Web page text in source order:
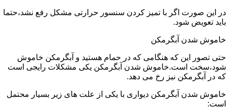
در این صورت اگر با تمیز کردن سنسور حرارتی مشکل رفع نشد،حتما
باید تعویض شود.
خاموش شدن آبگرمکن
حتی تصور این که هنگامی که در حمام هستید و آبگرمکن خاموش
شود،سخت است.خاموش شدن آبگرمکن یکی مشکلات رایجی است
که در آبگرمکن نیز رخ می دهد.
خاموش شدن آبگرمکن دیواری با یکی از علت های زیر بسیار محتمل
است: